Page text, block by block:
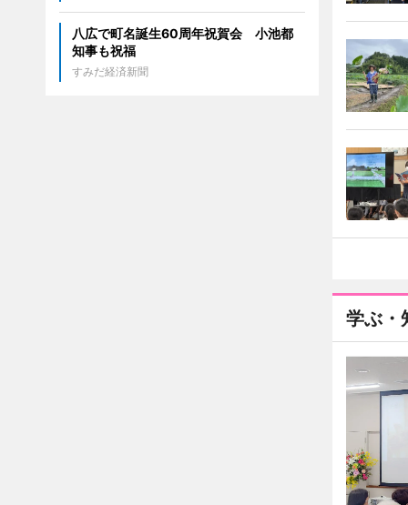
学ぶ・
八広で町名誕生60周年祝賀会 小池都
知事も祝福
すみだ経済新聞